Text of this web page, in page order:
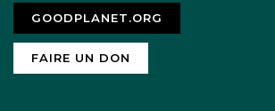
GOODPLANET.ORG
FAIRE UN DON